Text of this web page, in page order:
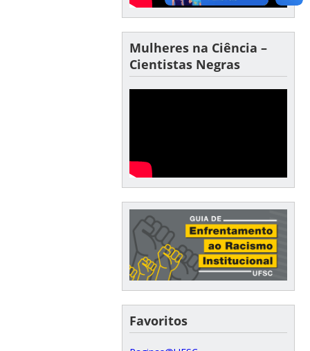
Mulheres na Ciência –
Cientistas Negras
Favoritos